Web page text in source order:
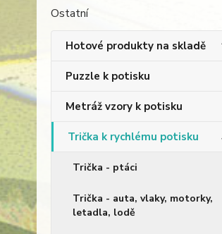
Ostatní
Hotové produkty na skladě
Puzzle k potisku
Metráž vzory k potisku
Trička k rychlému potisku
Trička - ptáci
Trička - auta, vlaky, motorky,
letadla, lodě